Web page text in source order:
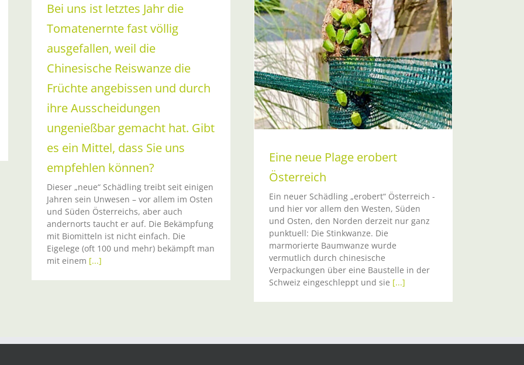
Bei uns ist letztes Jahr die
Tomatenernte fast völlig
ausgefallen, weil die
Chinesische Reiswanze die
Früchte angebissen und durch
ihre Ausscheidungen
ungenießbar gemacht hat. Gibt
es ein Mittel, dass Sie uns
empfehlen können?
Dieser „neue“ Schädling treibt seit einigen
Jahren sein Unwesen – vor allem im Osten
und Süden Österreichs, aber auch
andernorts taucht er auf. Die Bekämpfung
mit Biomitteln ist nicht einfach. Die
Eigelege (oft 100 und mehr) bekämpft man
mit einem [...]
Eine neue Plage erobert Österreich
Aktuelle Infos
Eine neue Plage erobert
Österreich
Ein neuer Schädling „erobert“ Österreich -
und hier vor allem den Westen, Süden
und Osten, den Norden derzeit nur ganz
punktuell: Die Stinkwanze. Die
marmorierte Baumwanze wurde
vermutlich durch chinesische
Verpackungen über eine Baustelle in der
Schweiz eingeschleppt und sie [...]